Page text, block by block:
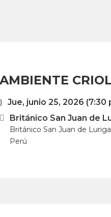
AMBIENTE
Jue, junio 25, 2026 (7:30
Británico San Juan de
Británico San Juan de
Perú